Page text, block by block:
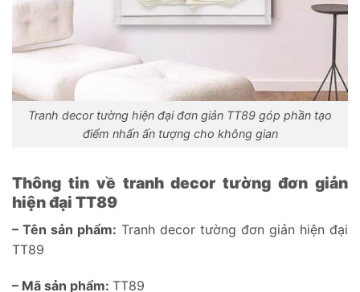
Tranh decor tường hiện đại đơn giản TT89 góp phần tạo
điểm nhấn ấn tượng cho không gian
Thông tin về tranh decor tường đơn giản
hiện đại TT89
– Tên sản phẩm: Tranh decor tường đơn giản hiện đại
TT89
– Mã sản phẩm: TT89